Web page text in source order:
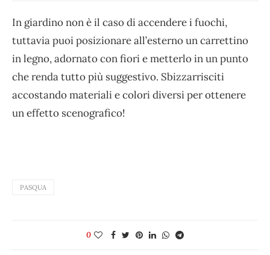
In giardino non è il caso di accendere i fuochi,
tuttavia puoi posizionare all’esterno un carrettino
in legno, adornato con fiori e metterlo in un punto
che renda tutto più suggestivo. Sbizzarrisciti
accostando materiali e colori diversi per ottenere
un effetto scenografico!
PASQUA
0